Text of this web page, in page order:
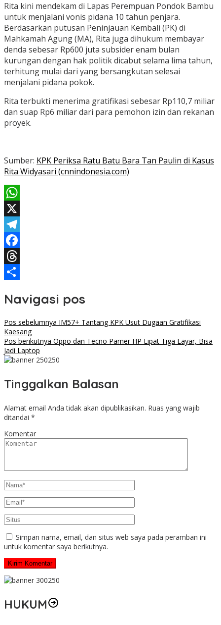
Rita kini mendekam di Lapas Perempuan Pondok Bambu
untuk menjalani vonis pidana 10 tahun penjara.
Berdasarkan putusan Peninjauan Kembali (PK) di
Mahkamah Agung (MA), Rita juga dihukum membayar
denda sebesar Rp600 juta subsider enam bulan
kurungan dengan hak politik dicabut selama lima tahun,
terhitung mulai dari yang bersangkutan selesai
menjalani pidana pokok.
Rita terbukti menerima gratifikasi sebesar Rp110,7 miliar
dan suap Rp6 miliar dari para pemohon izin dan rekanan
proyek.
Sumber: KPK Periksa Ratu Batu Bara Tan Paulin di Kasus
Rita Widyasari (cnnindonesia.com)
WhatsApp
X
Telegram
Facebook
Threads
Navigasi pos
Pos sebelumnya IM57+ Tantang KPK Usut Dugaan Gratifikasi
Kaesang
Pos berikutnya Oppo dan Tecno Pamer HP Lipat Tiga Layar, Bisa
Jadi Laptop
Tinggalkan Balasan
Alamat email Anda tidak akan dipublikasikan. Ruas yang wajib
ditandai *
Komentar
Simpan nama, email, dan situs web saya pada peramban ini
untuk komentar saya berikutnya.
HUKUM